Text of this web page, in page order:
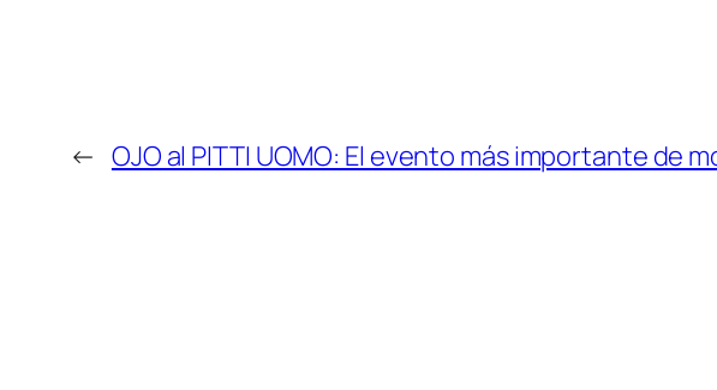
← OJO al PITTI UOMO: El evento más importante de